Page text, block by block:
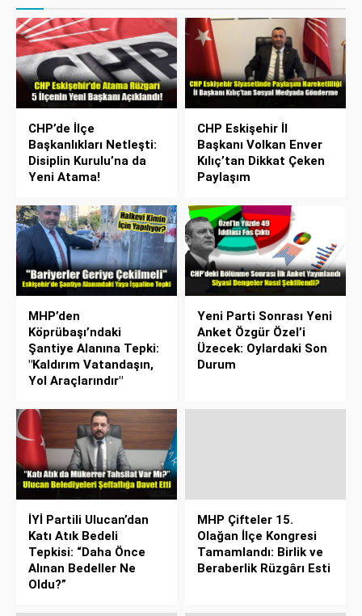
CHP’de İlçe
Başkanlıkları Netleşti:
Disiplin Kurulu’na da
Yeni Atama!
CHP Eskişehir İl
Başkanı Volkan Enver
Kılıç’tan Dikkat Çeken
Paylaşım
MHP’den
Köprübaşı’ndaki
Şantiye Alanına Tepki:
"Kaldırım Vatandaşın,
Yol Araçlarındır"
Yeni Parti Sonrası Yeni
Anket Özgür Özel’i
Üzecek: Oylardaki Son
Durum
İYİ Partili Ulucan’dan
Katı Atık Bedeli
Tepkisi: “Daha Önce
Alınan Bedeller Ne
Oldu?”
MHP Çifteler 15.
Olağan İlçe Kongresi
Tamamlandı: Birlik ve
Beraberlik Rüzgârı Esti